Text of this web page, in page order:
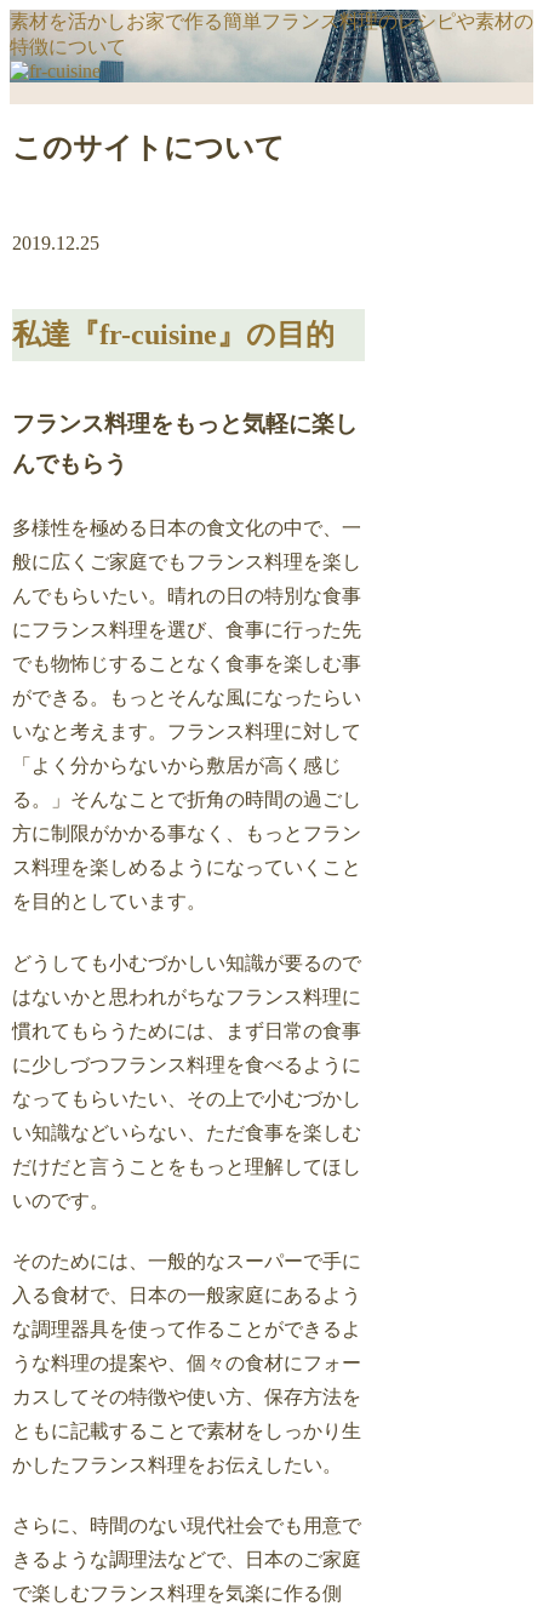
素材を活かしお家で作る簡単フランス料理のレシピや素材の
特徴について
このサイトについて
2019.12.25
私達『fr-cuisine』の目的
フランス料理をもっと気軽に楽し
んでもらう
多様性を極める日本の食文化の中で、一
般に広くご家庭でもフランス料理を楽し
んでもらいたい。晴れの日の特別な食事
にフランス料理を選び、食事に行った先
でも物怖じすることなく食事を楽しむ事
ができる。もっとそんな風になったらい
いなと考えます。フランス料理に対して
「よく分からないから敷居が高く感じ
る。」そんなことで折角の時間の過ごし
方に制限がかかる事なく、もっとフラン
ス料理を楽しめるようになっていくこと
を目的としています。
どうしても小むづかしい知識が要るので
はないかと思われがちなフランス料理に
慣れてもらうためには、まず日常の食事
に少しづつフランス料理を食べるように
なってもらいたい、その上で小むづかし
い知識などいらない、ただ食事を楽しむ
だけだと言うことをもっと理解してほし
いのです。
そのためには、一般的なスーパーで手に
入る食材で、日本の一般家庭にあるよう
な調理器具を使って作ることができるよ
うな料理の提案や、個々の食材にフォー
カスしてその特徴や使い方、保存方法を
ともに記載することで素材をしっかり生
かしたフランス料理をお伝えしたい。
さらに、時間のない現代社会でも用意で
きるような調理法などで、日本のご家庭
で楽しむフランス料理を気楽に作る側